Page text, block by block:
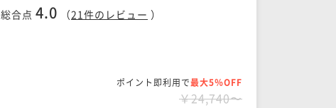
総合点 4.0 （21件のレビュー ）
ポイント即利用で最大5％OFF
￥24,740〜